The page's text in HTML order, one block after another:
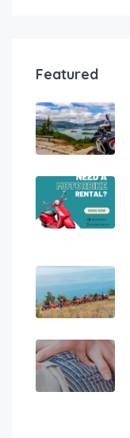
Featured